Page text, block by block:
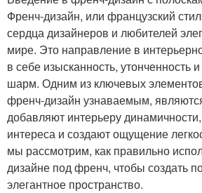
Дизайн с полосками
Воздух под полосками
Френч-дизайн, или французский
сердца дизайнеров и любителей
мире. Это направление в
в себе изысканность, утонченность
шарм. Одним из ключевых
френч-дизайн узнаваемым,
добавляют интерьеру
интереса и создают ощущение
мы рассмотрим, как правильно
дизайне под френч, чтобы создать
элегантное пространство.